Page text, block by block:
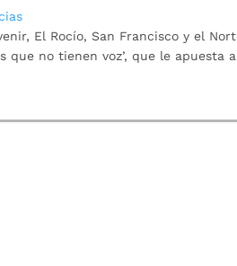
El Rocío, San Francisco y el
que no tienen voz’, que le